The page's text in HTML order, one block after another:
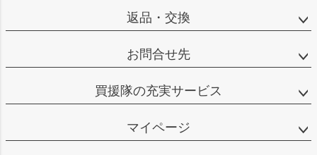
返品・交換
お問合せ先
買援隊の充実サービス
マイページ